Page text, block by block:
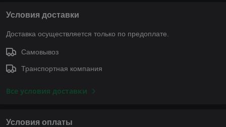
Условия доставки
Доставка осуществляется только по предоплате.
Самовывоз
Транспортная компания
Все условия доставки
Условия оплаты